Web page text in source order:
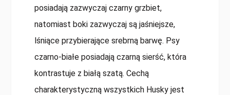
posiadają zazwyczaj czarny grzbiet,
natomiast boki zazwyczaj są jaśniejsze,
lśniące przybierające srebrną barwę. Psy
czarno-białe posiadają czarną sierść, która
kontrastuje z białą szatą. Cechą
charakterystyczną wszystkich Husky jest